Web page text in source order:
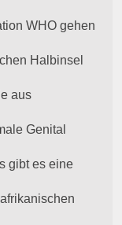
WHO gehen
Halbinsel
aus
Genital
gibt es eine